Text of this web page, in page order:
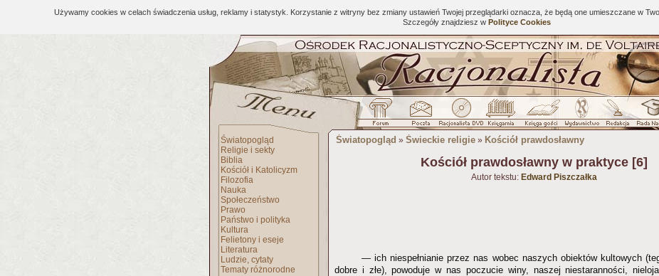
Używamy cookies w celach świadczenia usług, reklamy i statystyk. Korzystanie z witryny bez zmiany ustawień Twojej przeglądarki oznacza, że będą one umieszczane w
Szczegóły znajdziesz w Polityce Cookies
Światopogląd
Religie i sekty
Biblia
Kościół i Katolicyzm
Filozofia
Nauka
Społeczeństwo
Prawo
Państwo i polityka
Kultura
Felietony i eseje
Literatura
Ludzie, cytaty
Tematy różnorodne
Światopogląd » Świeckie religie » Kościół prawdosławny
Kościół prawdosławny w praktyce [6]
Autor tekstu: Edward Piszczałka
— ich niespełnianie przez nas wobec naszych obiektów kultowych
dobre i złe), powoduje w nas poczucie winy, naszej niestaranności,